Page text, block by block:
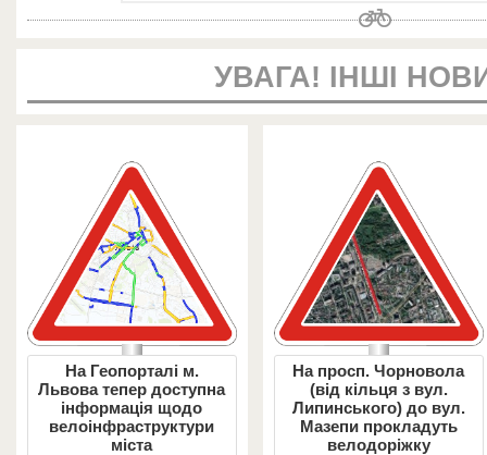
УВАГА! ІНШІ
На Геопорталі м.
Львова тепер доступна
інформація щодо
велоінфраструктури
міста
На просп. Чорновола
(від кільця з вул.
Липинського) до вул.
Мазепи прокладуть
велодоріжку